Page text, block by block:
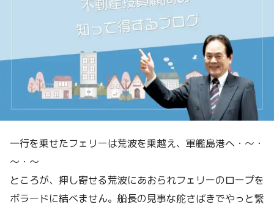
一行を乗せたフェリーは荒波を乗越え、軍艦島港へ・～・
～・～
ところが、押し寄せる荒波にあおられフェリーのロープを
ボラードに結べません。船長の見事な舵さばきでやっと繋